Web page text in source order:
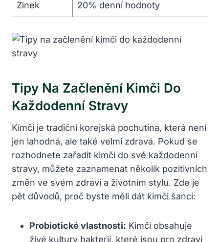
Zinek 20% denní hodnoty
Tipy Na Začlenění Kimči Do
Každodenní Stravy
Kimči je tradiční korejská pochutina, která není
jen lahodná, ale také velmi zdravá. Pokud se
rozhodnete zařadit kimči do své každodenní
stravy, můžete zaznamenat několik pozitivních
změn ve svém zdraví a životním stylu. Zde je
pět důvodů, proč byste měli dát kimči šanci:
Probiotické vlastnosti: Kimči obsahuje
živé kultury bakterií, které jsou pro zdraví